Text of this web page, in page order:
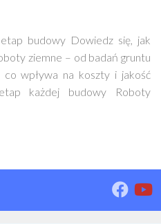
budowy Dowiedz się, jak
ziemne – od badań gruntu
wpływa na koszty i jakość
każdej budowy Roboty